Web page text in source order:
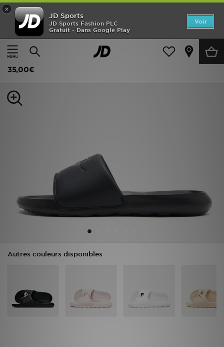
×
JD Sports
JD Sports Fashion PLC
Gratuit - Dans Google Play
Voir
Accueil
Femme Chaussures Femme Baskets
Nike Claquette pour femme Victori One
35,00€
Autres couleurs disponibles
Accueil
Nouveautés
Enfant
Sports
Service client